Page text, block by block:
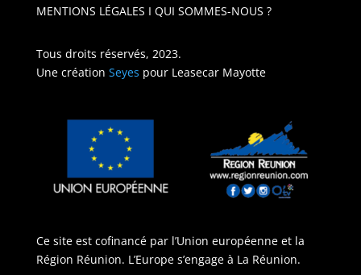
MENTIONS LÉGALES I QUI SOMMES-NOUS ?
Tous droits réservés, 2023.
Une création Seyes pour Leasecar Mayotte
Ce site est cofinancé par l’Union européenne et la
Région Réunion. L’Europe s’engage à La Réunion.